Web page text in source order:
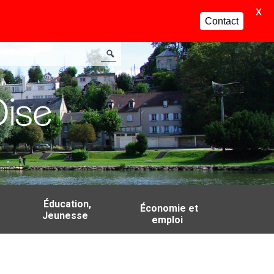
Éducation,
Jeunesse
Économie et
emploi
Contact
X